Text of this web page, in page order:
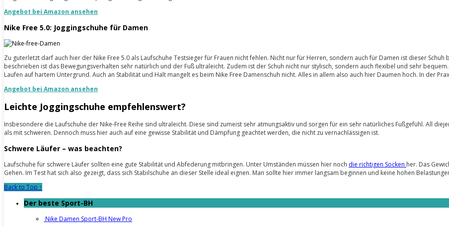
Angebot bei Amazon ansehen
Nike Free 5.0: Joggingschuhe für Damen
Zu guterletzt darf auch hier der Nike Free 5.0 als Laufschuhe Testsieger für Frauen nicht fehlen. Nicht nur für Herren, sondern auch für Damen ist dieser
beschrieben ist das Bewegungsverhalten sehr natürlich und der Fuß ultraleicht. Zudem ist der Schuh nicht nur stylisch, sondern auch flexibel und sehr
Laufen auf hartem Untergrund. Auch an Stabilität und Halt mangelt es beim Nike Free Damenschuh nicht. Alles in allem also auch hier Daumen hoch. In der
Angebot bei Amazon ansehen
Leichte Joggingschuhe empfehlenswert?
Insbesondere die Laufschuhe der Nike-Free Reihe sind ultraleicht. Diese sind zumeist sehr atmungsaktiv und sorgen für ein sehr natürliches Fußgefühl. All
als mit schweren. Dennoch muss hier auch auf eine gewisse Stabilität und Dämpfung geachtet werden, die nicht zu vernachlässigen ist.
Schwere Läufer – was beachten?
Laufschuhe für schwere Läufer sollten eine gute Stabilität und Abfederung mitbringen. Unter Umständen müssen hier noch die richtigen Socken her. Das
Gehen. Im Test hat sich also gezeigt, dass sich Stabilschuhe an dieser Stelle ideal eignen. Man sollte hier immer langsam beginnen und keine hohen
Back to Top ↑
Der beste Sport-BH
Nike Damen Sport-BH New Pro